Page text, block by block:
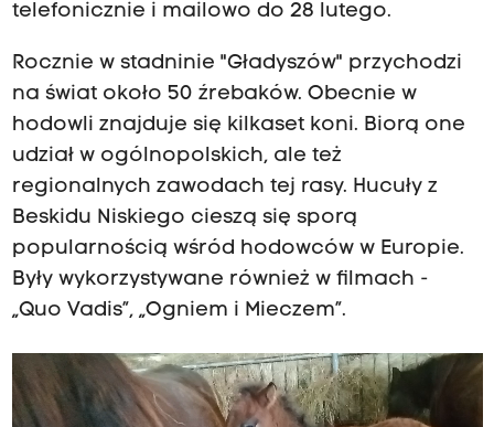
telefonicznie i mailowo do 28 lutego.
Rocznie w stadninie "Gładyszów" przychodzi
na świat około 50 źrebaków. Obecnie w
hodowli znajduje się kilkaset koni. Biorą one
udział w ogólnopolskich, ale też
regionalnych zawodach tej rasy. Hucuły z
Beskidu Niskiego cieszą się sporą
popularnością wśród hodowców w Europie.
Były wykorzystywane również w filmach -
„Quo Vadis”, „Ogniem i Mieczem”.